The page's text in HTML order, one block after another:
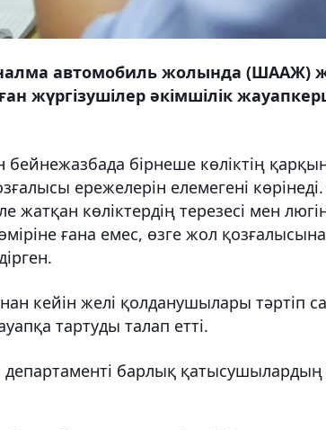
автомобиль жолында (ШААЖ)
жүргізушілер әкімшілік
бейнежазбада бірнеше көліктің
ережелерін елемегені
жатқан көліктердің терезесі мен
ғана емес, өзге жол
кейін желі қолданушылары тәртіп
тартуды талап етті.
барлық